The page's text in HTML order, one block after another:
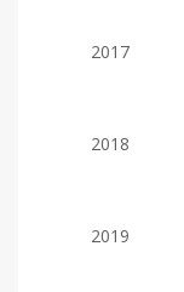
2017
2018
2019